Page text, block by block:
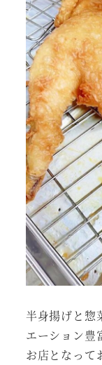
半身揚げと惣
エーション豊
お店となって